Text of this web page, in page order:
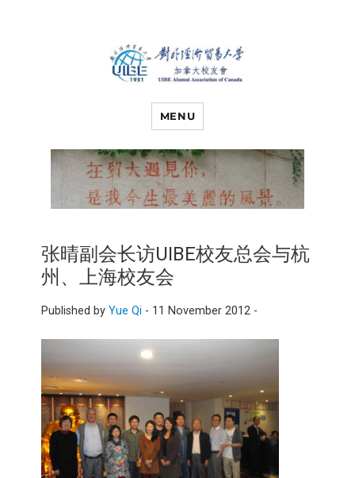
对外经济贸易
大学加拿大校
友会
MENU
张晴副会长访UIBE校友总会与杭
州、上海校友会
Published by Yue Qi - 11 November 2012 -